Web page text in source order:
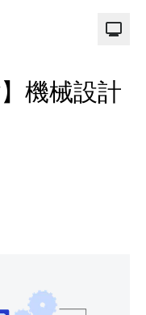
機械設計